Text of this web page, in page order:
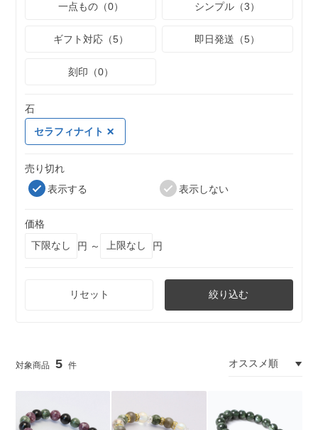
一点もの（0）
シンプル（3）
ギフト対応（5） 即日発送（5）
刻印（0）
石
セラフィナイト
売り切れ
表示する
表示しない
価格
円 ～
円
リセット 絞り込む
5